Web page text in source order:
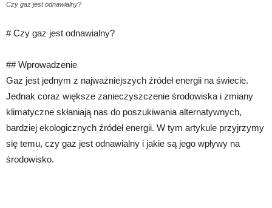
Czy gaz jest odnawialny?
# Czy gaz jest odnawialny?
## Wprowadzenie
Gaz jest jednym z najważniejszych źródeł energii na świecie.
Jednak coraz większe zanieczyszczenie środowiska i zmiany
klimatyczne skłaniają nas do poszukiwania alternatywnych,
bardziej ekologicznych źródeł energii. W tym artykule przyjrzymy
się temu, czy gaz jest odnawialny i jakie są jego wpływy na
środowisko.